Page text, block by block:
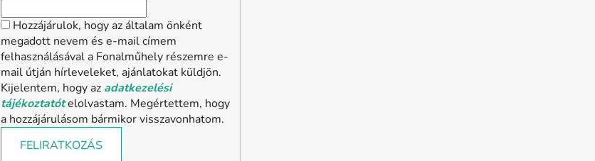
Hozzájárulok, hogy az általam önként
megadott nevem és e-mail címem
felhasználásával a Fonalműhely részemre e-
mail útján hírleveleket, ajánlatokat küldjön.
Kijelentem, hogy az adatkezelési
tájékoztatótelolvastam. Megértettem, hogy
a hozzájárulásom bármikor visszavonhatom.
FELIRATKOZÁS